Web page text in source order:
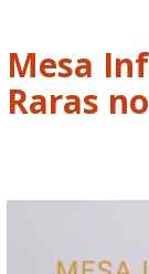
Mesa
Raras